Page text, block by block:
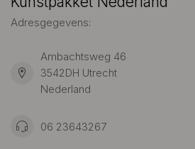
Adresgegevens:
Ambachtsweg 46
3542DH Utrecht
Nederland
06 23643267